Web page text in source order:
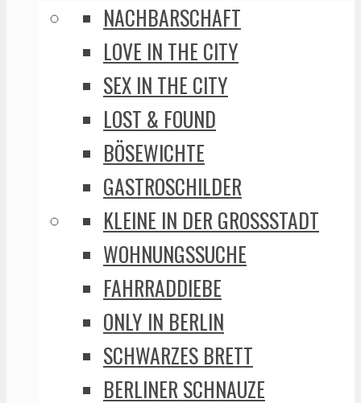
NACHBARSCHAFT
LOVE IN THE CITY
SEX IN THE CITY
LOST & FOUND
BÖSEWICHTE
GASTROSCHILDER
KLEINE IN DER GROSSSTADT
WOHNUNGSSUCHE
FAHRRADDIEBE
ONLY IN BERLIN
SCHWARZES BRETT
BERLINER SCHNAUZE